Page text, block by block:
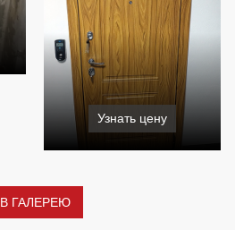
Узнать цену
В ГАЛЕРЕЮ